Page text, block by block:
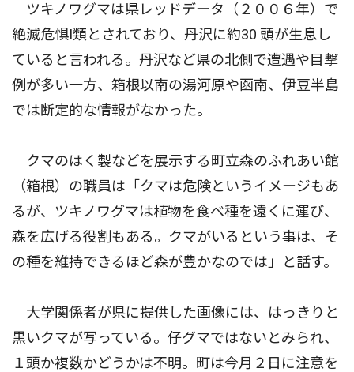
ツキノワグマは県レッドデータ（２００６年）で
絶滅危惧I類とされており、丹沢に約30 頭が生息し
ていると言われる。丹沢など県の北側で遭遇や目撃
例が多い一方、箱根以南の湯河原や函南、伊豆半島
では断定的な情報がなかった。
クマのはく製などを展示する町立森のふれあい館
（箱根）の職員は「クマは危険というイメージもあ
るが、ツキノワグマは植物を食べ種を遠くに運び、
森を広げる役割もある。クマがいるという事は、そ
の種を維持できるほど森が豊かなのでは」と話す。
大学関係者が県に提供した画像には、はっきりと
黒いクマが写っている。仔グマではないとみられ、
１頭か複数かどうかは不明。町は今月２日に注意を